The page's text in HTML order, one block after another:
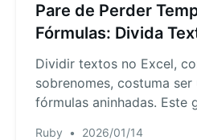
Pare de Perder
Fórmulas: Divida
Forma Inteligente
Dividir textos no Excel,
sobrenomes, costuma
fórmulas aninhadas. Este
Ruby • 2026/01/14